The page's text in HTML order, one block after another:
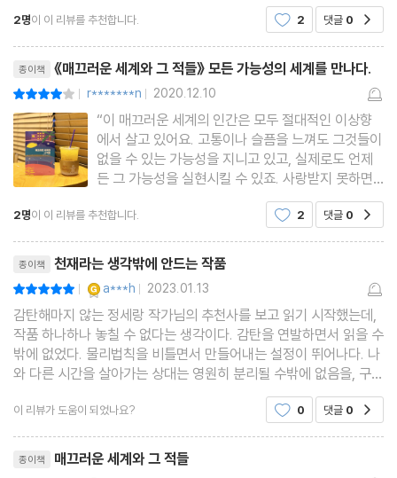
시공간을 초월하는 이야기는 다시는 돌아오지 않을
2명이 이 리뷰를 추천합니다. 2 댓글 0
종이책 《매끄러운 세계와 그 적들》 모든 가능성의 세계를 만나다.
| r*******n | 2020.12.10
“이 매끄러운 세계의 인간은 모두 절대적인 이상향
에서 살고 있어요. 고통이나 슬픔을 느껴도 그것들이
없을 수 있는 가능성을 지니고 있고, 실제로도 언제
든 그 가능성을 실현시킬 수 있죠. 사랑받지 못하면
사랑받는 현실로 가면 됩니다. 영원한 생명을 원하면
그것을 이룬 현실로 옮겨가면 되고요. 그들에게 있
어, 하나의 가능성만으로 살아가야 하는 우리는 저차
원 생물이고 이해
2명이 이 리뷰를 추천합니다. 2 댓글 0
종이책 천재라는 생각밖에 안드는 작품
| a***h | 2023.01.13
감탄해마지 않는 정세랑 작가님의 추천사를 보고 읽기 시작했는데,
작품 하나하나 놓칠 수 없다는 생각이다. 감탄을 연발하면서 읽을 수
밖에 없었다. 물리법칙을 비틀면서 만들어내는 설정이 뛰어나다. 나
와 다른 시간을 살아가는 상대는 영원히 분리될 수밖에 없음을, 구체
적인 사건으로 생각해보면 더더욱 생생하게 와닿는다.우리가 살고
있는 멀티태스킹 세상이 더욱 보편화된 미래는,
이 리뷰가 도움이 되었나요? 0 댓글 0
종이책 매끄러운 세계와 그 적들